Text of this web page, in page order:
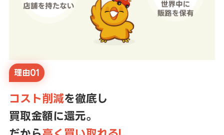
理由01
コスト削減を徹底し
買取金額に還元。